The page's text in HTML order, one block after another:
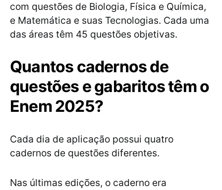
com questões de Biologia, Física e Química,
e Matemática e suas Tecnologias. Cada uma
das áreas têm 45 questões objetivas.
Quantos cadernos de
questões e gabaritos têm o
Enem 2025?
Cada dia de aplicação possui quatro
cadernos de questões diferentes.
Nas últimas edições, o caderno era